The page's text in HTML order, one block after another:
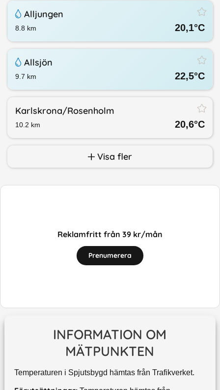
Alljungen
8.8 km 20,1°C
Allsjön
9.7 km 22,5°C
Karlskrona/​Rosenholm
10.2 km 20,6°C
Visa fler
Reklamfritt från 39 kr/mån
Prenumerera
INFORMATION OM
MÄTPUNKTEN
Temperaturen i Spjutsbygd hämtas från Trafikverket.